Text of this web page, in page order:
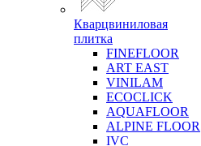
Кварцвиниловая
плитка
FINEFLOOR
ART EAST
VINILAM
ECOCLICK
AQUAFLOOR
ALPINE FLOOR
IVC